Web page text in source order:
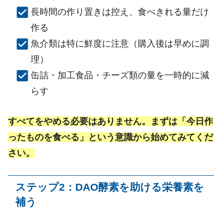
長時間の作り置きは控え、食べきれる量だけ
作る
魚介類は特に鮮度に注意（購入後は早めに調
理）
缶詰・加工食品・チーズ類の量を一時的に減
らす
すべてをやめる必要はありません。まずは「今日作
ったものを食べる」という意識から始めてみてくだ
さい。
ステップ2 ： DAO酵素を助ける栄養素を
補う